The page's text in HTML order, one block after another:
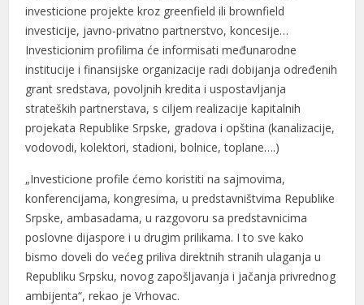
investicione projekte kroz greenfield ili brownfield
investicije, javno-privatno partnerstvo, koncesije…
Investicionim profilima će informisati međunarodne
institucije i finansijske organizacije radi dobijanja određenih
grant sredstava, povoljnih kredita i uspostavljanja
strateških partnerstava, s ciljem realizacije kapitalnih
projekata Republike Srpske, gradova i opština (kanalizacije,
vodovodi, kolektori, stadioni, bolnice, toplane….)
„Investicione profile ćemo koristiti na sajmovima,
konferencijama, kongresima, u predstavništvima Republike
Srpske, ambasadama, u razgovoru sa predstavnicima
poslovne dijaspore i u drugim prilikama. I to sve kako
bismo doveli do većeg priliva direktnih stranih ulaganja u
Republiku Srpsku, novog zapošljavanja i jačanja privrednog
ambijenta“, rekao je Vrhovac.